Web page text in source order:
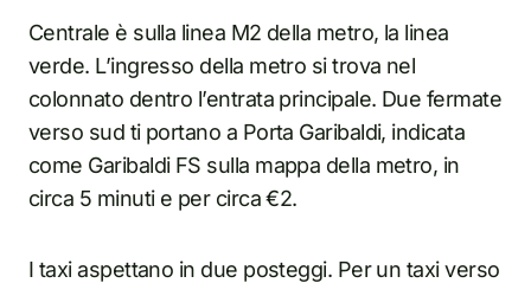
Centrale è sulla linea M2 della metro, la linea
verde. L’ingresso della metro si trova nel
colonnato dentro l’entrata principale. Due fermate
verso sud ti portano a Porta Garibaldi, indicata
come Garibaldi FS sulla mappa della metro, in
circa 5 minuti e per circa €2.
I taxi aspettano in due posteggi. Per un taxi verso